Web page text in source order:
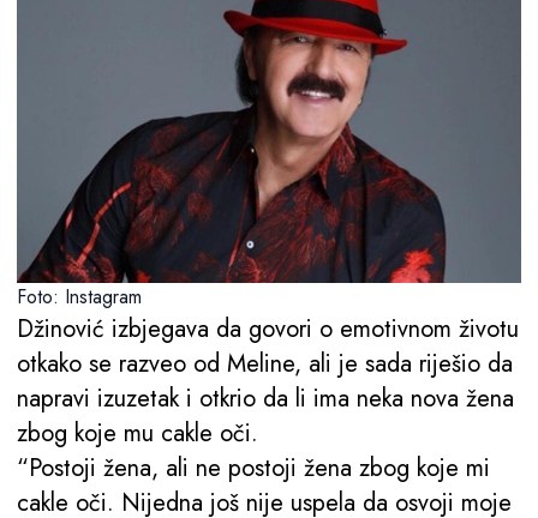
Foto: Instagram
Džinović izbjegava da govori o emotivnom životu
otkako se razveo od Meline, ali je sada riješio da
napravi izuzetak i otkrio da li ima neka nova žena
zbog koje mu cakle oči.
“Postoji žena, ali ne postoji žena zbog koje mi
cakle oči. Nijedna još nije uspela da osvoji moje